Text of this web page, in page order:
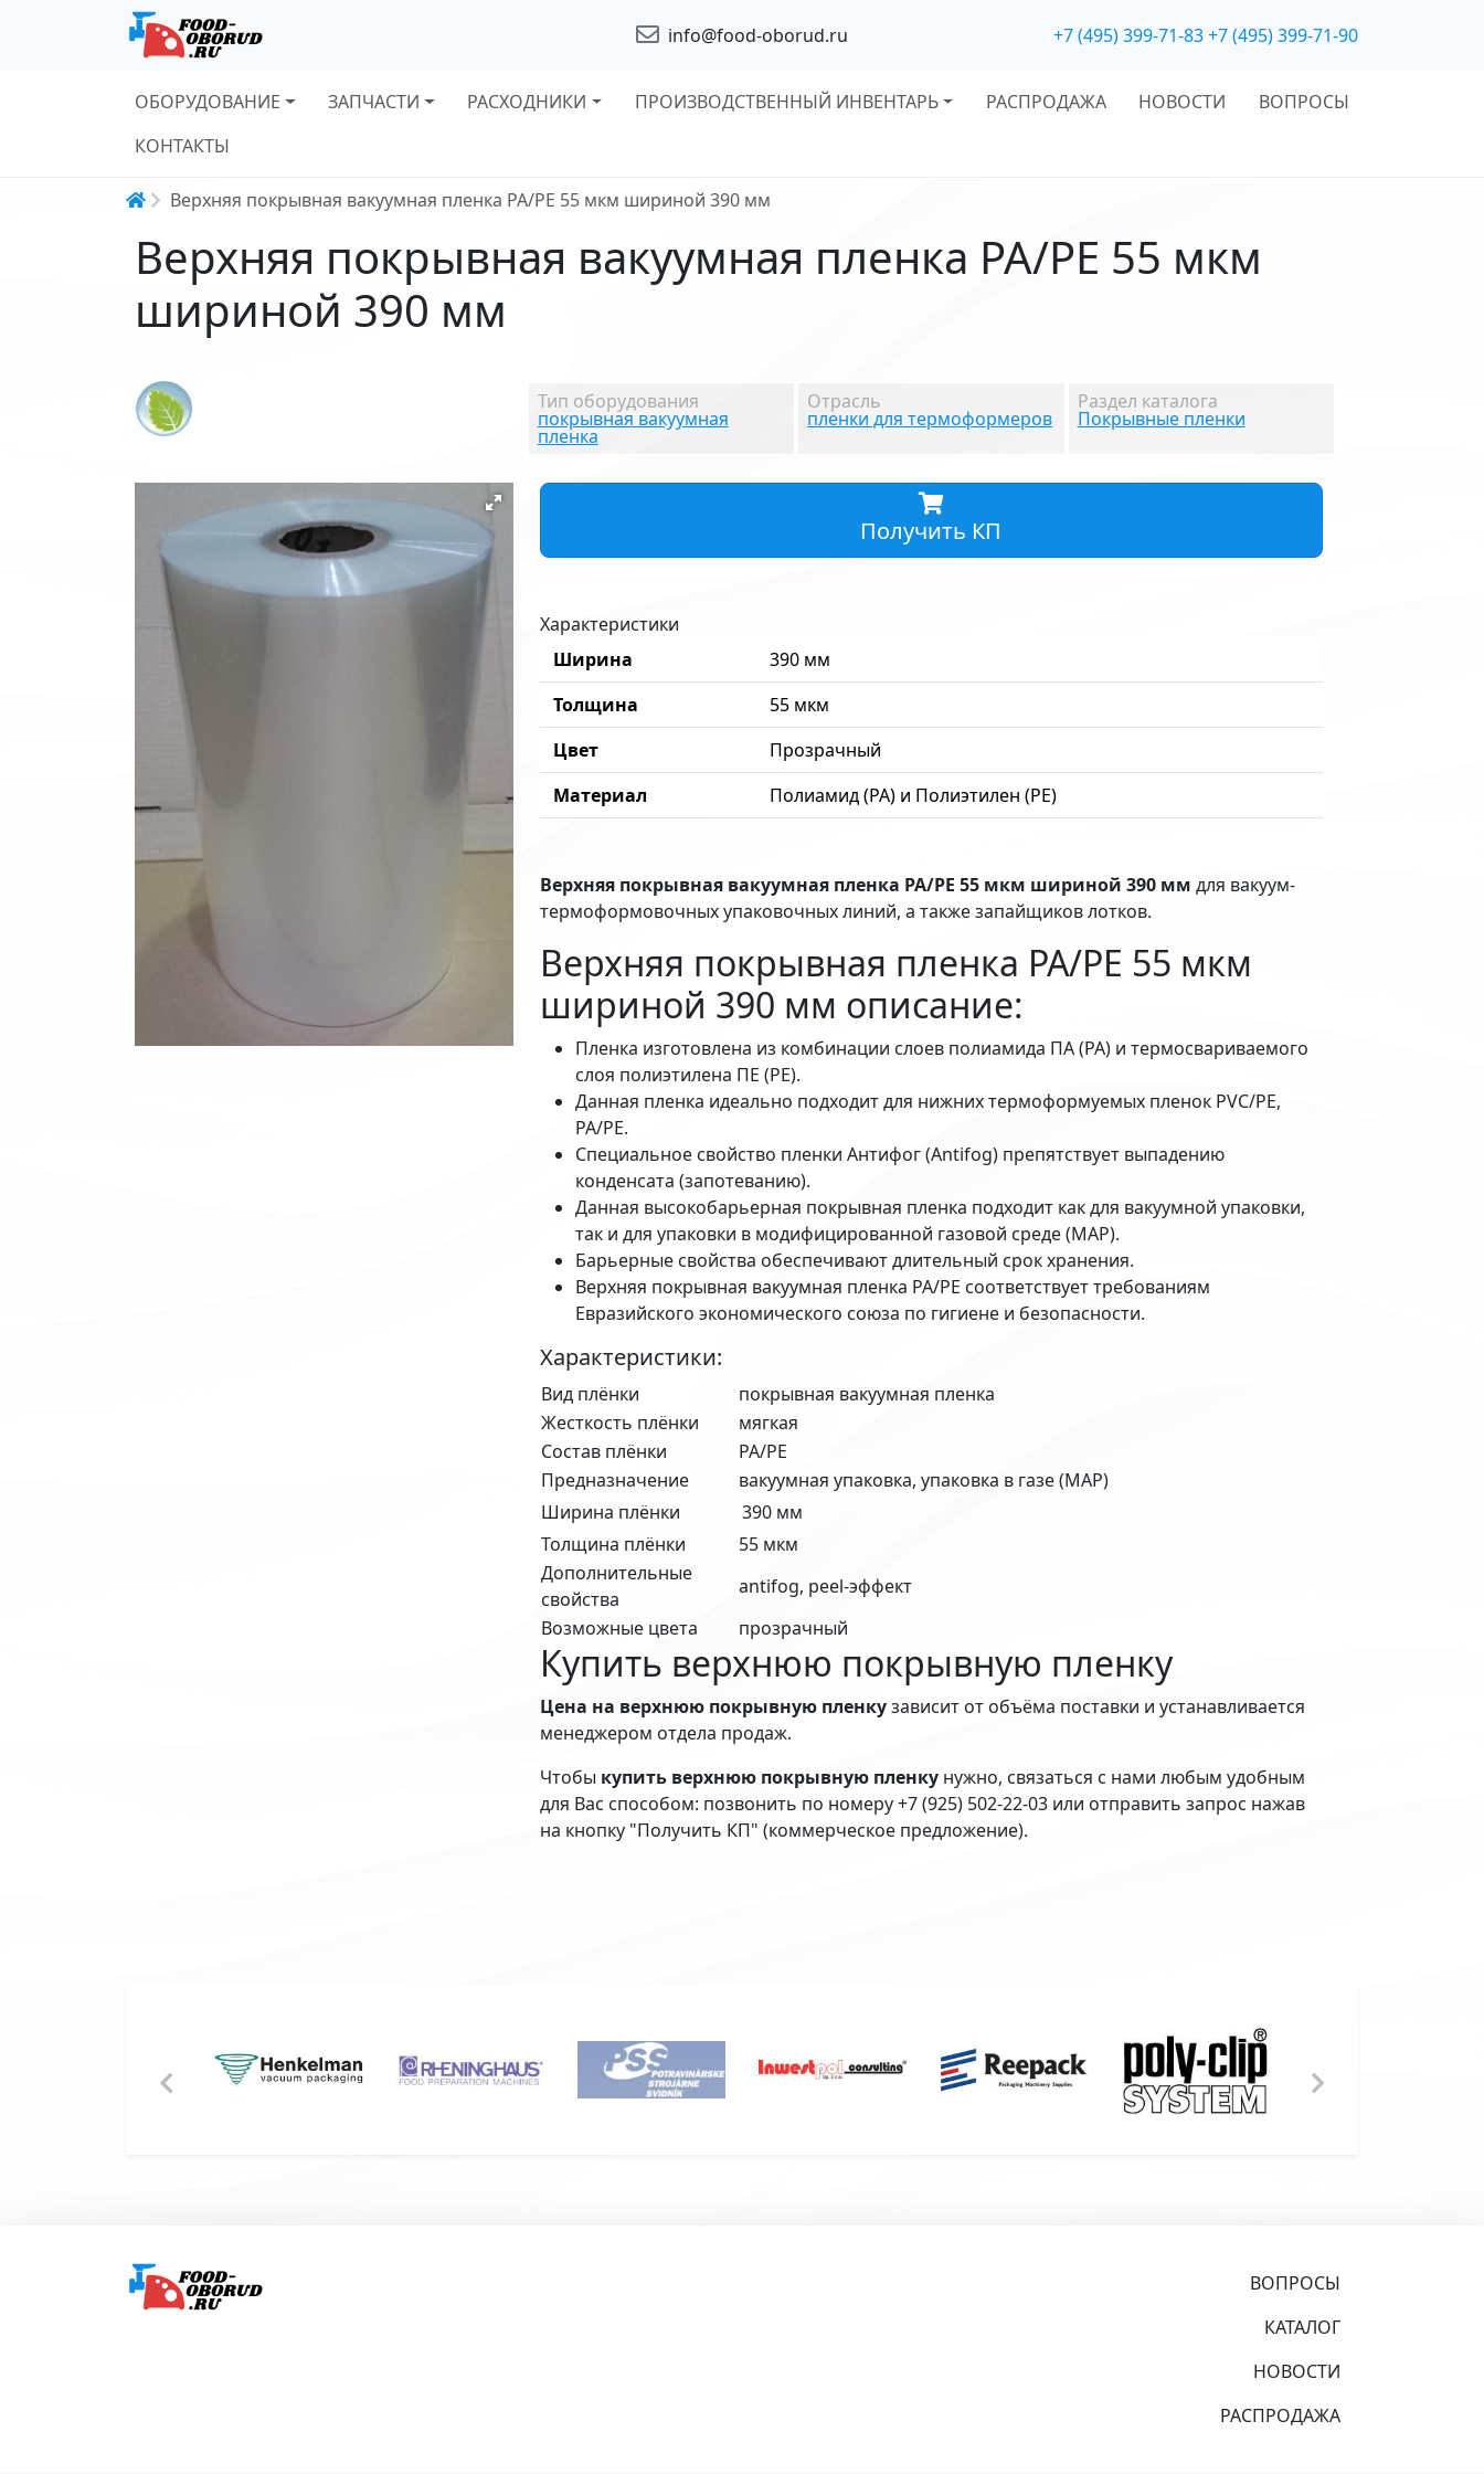
info@food-oborud.ru +7 (495) 399-71-83+7 (495) 399-71-90
Основная навигация
ОБОРУДОВАНИЕ ЗАПЧАСТИ РАСХОДНИКИ ПРОИЗВОДСТВЕННЫЙ ИНВЕНТАРЬ РАСПРОДАЖА НОВОСТИ
ВОПРОСЫ
КОНТАКТЫ
Строка навигации
Верхняя покрывная вакуумная пленка PA/PE 55 мкм шириной 390 мм
Верхняя покрывная вакуумная пленка PA/PE 55 мкм
шириной 390 мм
Тип оборудования
покрывная вакуумная
пленка
Отрасль
пленки для термоформеров
Раздел каталога
Покрывные пленки
Получить КП
Характеристики
Ширина
390 мм
Толщина
55 мкм
Цвет
Прозрачный
Материал
Полиамид (PA) и Полиэтилен (PE)
Верхняя покрывная вакуумная пленка PA/PE 55 мкм шириной 390 мм для вакуум-
термоформовочных упаковочных линий, а также запайщиков лотков.
Верхняя покрывная пленка PA/PE 55 мкм
шириной 390 мм описание:
Пленка изготовлена из комбинации слоев полиамида ПА (PA) и термосвариваемого
слоя полиэтилена ПЕ (РЕ).
Данная пленка идеально подходит для нижних термоформуемых пленок PVC/PE,
PA/PE.
Специальное свойство пленки Антифог (Antifog) препятствует выпадению
конденсата (запотеванию).
Данная высокобарьерная покрывная пленка подходит как для вакуумной упаковки,
так и для упаковки в модифицированной газовой среде (MAP).
Барьерные свойства обеспечивают длительный срок хранения.
Верхняя покрывная вакуумная пленка PA/PE соответствует требованиям
Евразийского экономического союза по гигиене и безопасности.
Характеристики:
Вид плёнки
покрывная вакуумная пленка
Жесткость плёнки
мягкая
Состав плёнки
PA/PE
Предназначение
вакуумная упаковка, упаковка в газе (MAP)
Ширина плёнки
390 мм
Толщина плёнки
55 мкм
Дополнительные
свойства
antifog, peel-эффект
Возможные цвета
прозрачный
Купить верхнюю покрывную пленку
Цена на верхнюю покрывную пленкузависит от объёма поставки и устанавливается
менеджером отдела продаж.
Чтобы купить верхнюю покрывную пленкунужно, связаться с нами любым удобным
для Вас способом: позвонить по номеру +7 (925) 502-22-03 или отправить запрос нажав
на кнопку "Получить КП" (коммерческое предложение).
ВОПРОСЫ
КАТАЛОГ
НОВОСТИ
РАСПРОДАЖА